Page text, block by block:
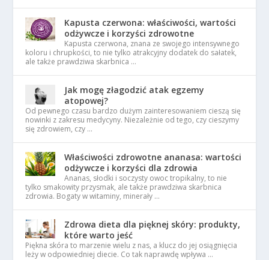
Kapusta czerwona: właściwości, wartości
odżywcze i korzyści zdrowotne
Kapusta czerwona, znana ze swojego intensywnego
koloru i chrupkości, to nie tylko atrakcyjny dodatek do sałatek,
ale także prawdziwa skarbnica …
Jak mogę złagodzić atak egzemy
atopowej?
Od pewnego czasu bardzo dużym zainteresowaniem cieszą się
nowinki z zakresu medycyny. Niezależnie od tego, czy cieszymy
się zdrowiem, czy …
Właściwości zdrowotne ananasa: wartości
odżywcze i korzyści dla zdrowia
Ananas, słodki i soczysty owoc tropikalny, to nie
tylko smakowity przysmak, ale także prawdziwa skarbnica
zdrowia. Bogaty w witaminy, minerały …
Zdrowa dieta dla pięknej skóry: produkty,
które warto jeść
Piękna skóra to marzenie wielu z nas, a klucz do jej osiągnięcia
leży w odpowiedniej diecie. Co tak naprawdę wpływa …